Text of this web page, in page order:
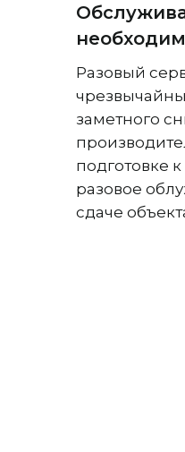
Разовый
заметного
подготовке
разовое
сдаче